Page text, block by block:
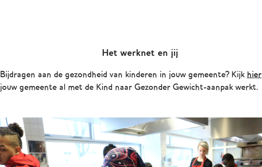
Het werknet en jij
Bijdragen aan de gezondheid van kinderen in jouw gemeente? Kijk hier
jouw gemeente al met de Kind naar Gezonder Gewicht-aanpak werkt.